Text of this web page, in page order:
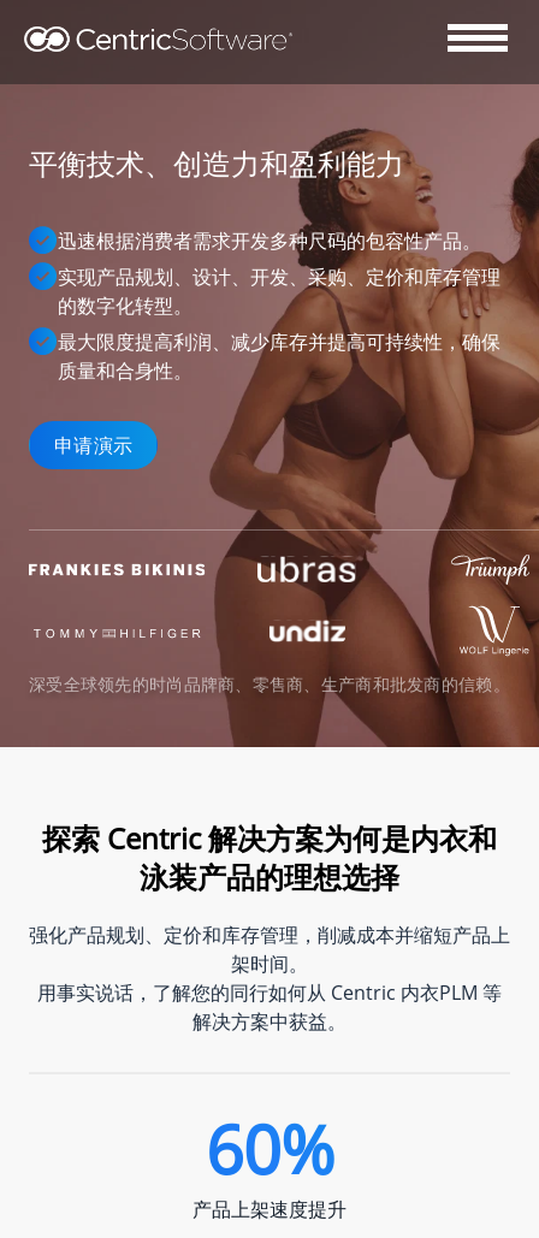
平衡技术、创造力和盈利能力
迅速根据消费者需求开发多种尺码的包容性产品。
实现产品规划、设计、开发、采购、定价和库存管理
的数字化转型。
最大限度提高利润、减少库存并提高可持续性，确保
质量和合身性。
申请演示
深受全球领先的时尚品牌商、零售商、生产商和批发商的信赖。
探索 Centric 解决方案为何是内衣和
泳装产品的理想选择
强化产品规划、定价和库存管理，削减成本并缩短产品上
架时间。
用事实说话，了解您的同行如何从 Centric 内衣PLM 等
解决方案中获益。
60%
产品上架速度提升